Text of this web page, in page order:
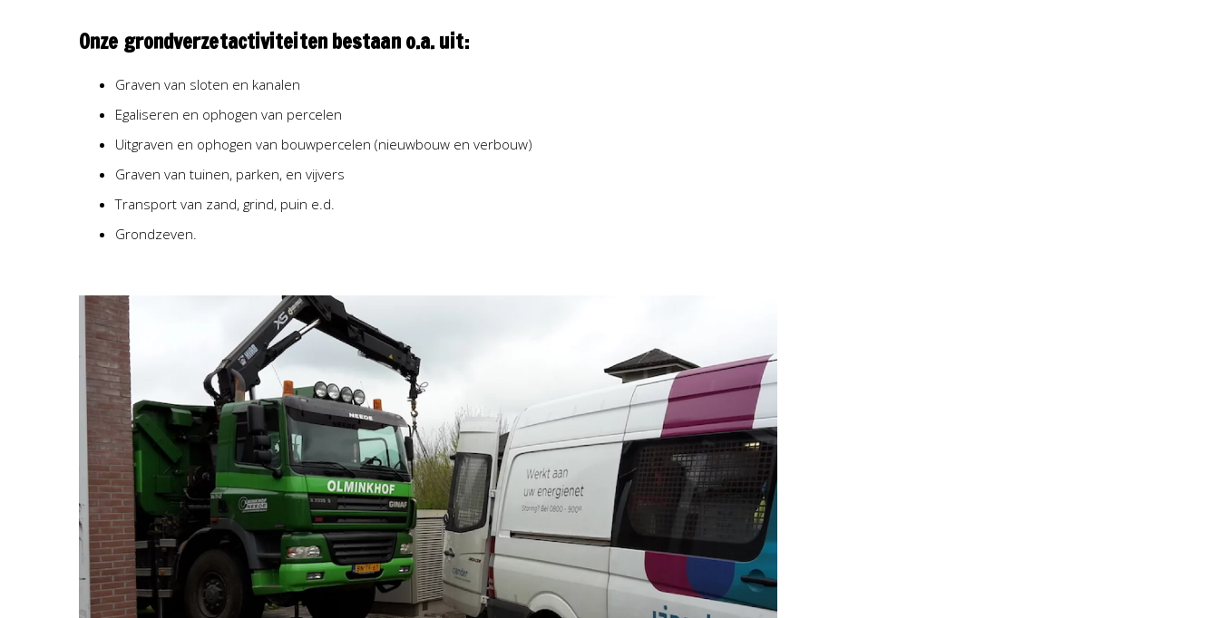
Onze grondverzetactiviteiten bestaan o.a. uit:
Graven van sloten en kanalen
Egaliseren en ophogen van percelen
Uitgraven en ophogen van bouwpercelen (nieuwbouw en verbouw)
Graven van tuinen, parken, en vijvers
Transport van zand, grind, puin e.d.
Grondzeven.